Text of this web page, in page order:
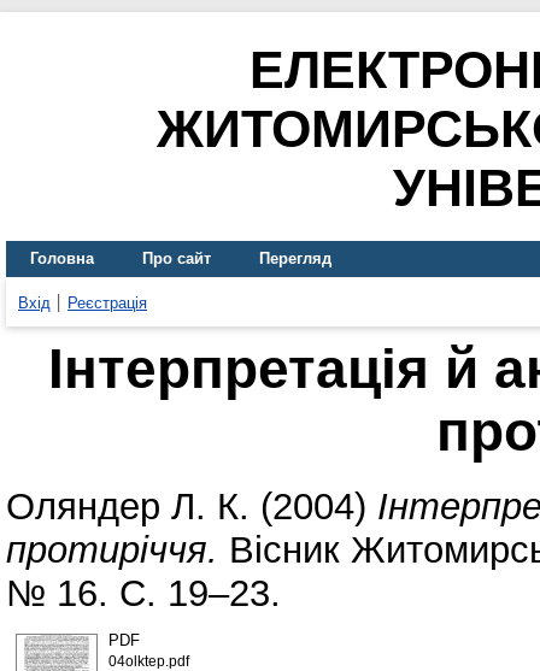
Головна Про сайт Перегляд
Вхід Реєстрація
Інтерпретація й
Оляндер Л. К. (2004)
протиріччя. Вісник
№ 16. С. 19–23.
PDF
04olktep.pdf